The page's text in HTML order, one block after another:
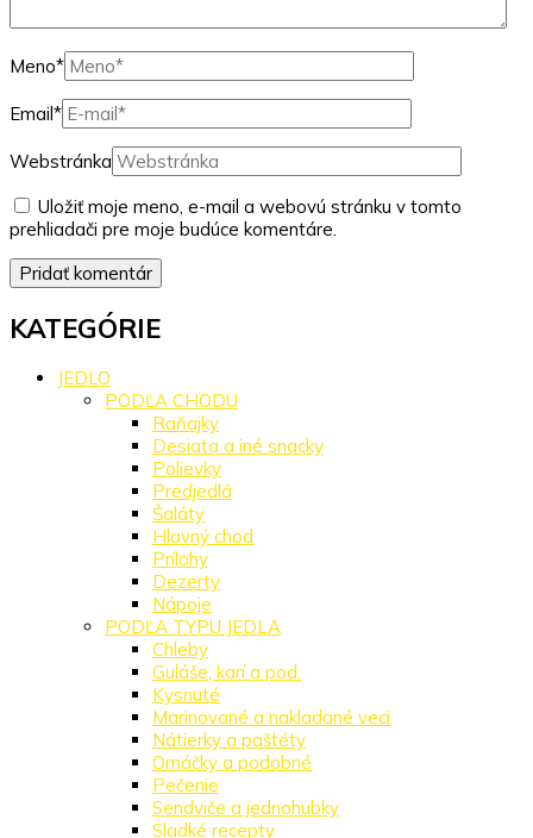
Meno*
Email*
Webstránka
Uložiť moje meno, e-mail a webovú stránku v tomto
prehliadači pre moje budúce komentáre.
KATEGÓRIE
JEDLO
PODĽA CHODU
Raňajky
Desiata a iné snacky
Polievky
Predjedlá
Šaláty
Hlavný chod
Prílohy
Dezerty
Nápoje
PODĽA TYPU JEDLA
Chleby
Guláše, karí a pod.
Kysnuté
Marinované a nakladané veci
Nátierky a paštéty
Omáčky a podobné
Pečenie
Sendviče a jednohubky
Sladké recepty